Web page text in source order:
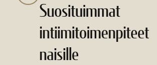
Suosituimmat
intiimitoimenpiteet
naisille